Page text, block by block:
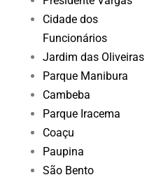
Cidade dos
Funcionários
Jardim das Oliveiras
Parque Manibura
Cambeba
Parque Iracema
Coaçu
Paupina
São Bento